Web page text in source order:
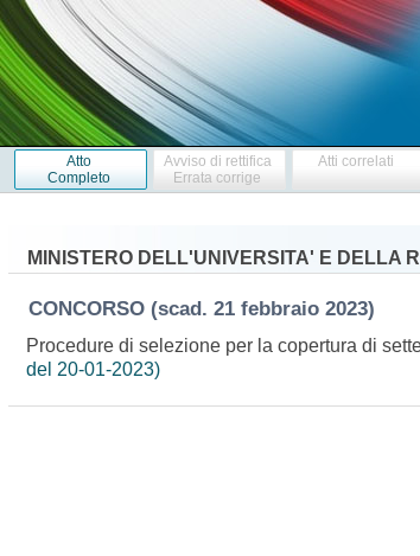
Atto
Completo
Avviso di rettifica
Errata corrige
Atti correlati
MINISTERO DELL'UNIVERSITA' E DELLA
CONCORSO (scad. 21 febbraio 2023)
Procedure di selezione per la copertura di
del 20-01-2023)